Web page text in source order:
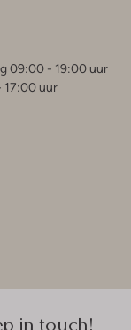
09:00 - 19:00 uur
17:00 uur
in touch!